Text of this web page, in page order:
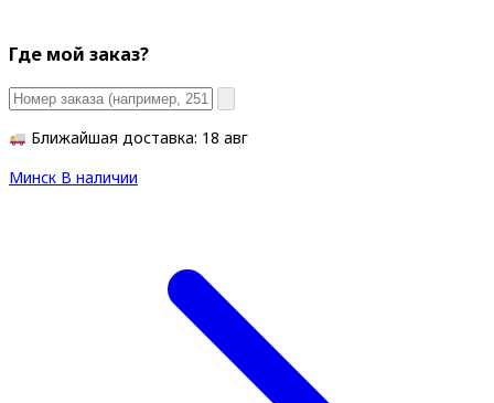
Где мой заказ?
Ближайшая доставка: 18 авг
Минск В наличии